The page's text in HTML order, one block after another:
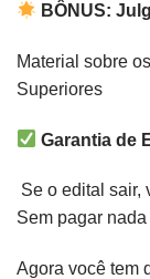
BÔNUS:
Material sobre
Superiores
Garantia de
Se o edital sair,
Sem pagar
Agora você tem